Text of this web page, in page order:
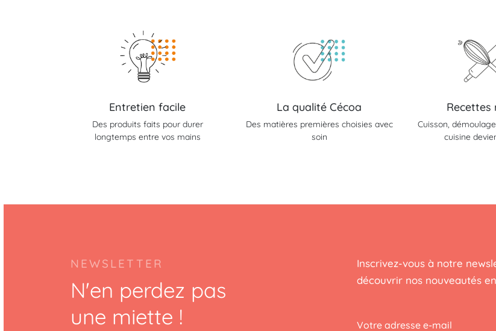
Entretien facile
Des produits faits pour durer
longtemps entre vos mains
La qualité Cécoa
Des matières premières choisies avec
soin
Recettes
Cuisson,
cuisine
NEWSLETTER
N'en perdez pas
une miette !
Inscrivez-vous à notre
découvrir nos nouveautés